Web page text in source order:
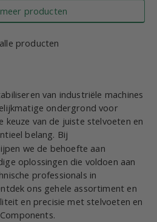
producten
producten
van industriële machines
ondergrond voor
keuze van de juiste stelvoeten en
belang. Bij
we de behoefte aan
oplossingen die voldoen aan
professionals in
ons gehele assortiment en
en precisie met stelvoeten en